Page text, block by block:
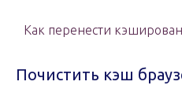
Как перенести
Почистить кэш